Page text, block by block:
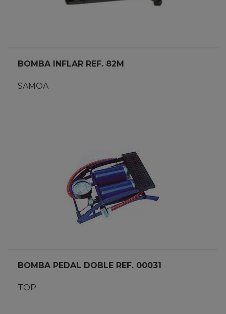
BOMBA INFLAR REF. 82M
SAMOA
BOMBA PEDAL DOBLE REF. 00031
TOP